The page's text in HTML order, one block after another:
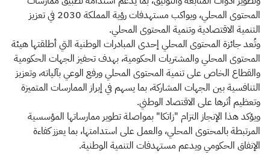
المحتوى المحلي، ويواكب مستهدفات رؤية المملكة 2030 في تعزيز
التنمية الاقتصادية وتنمية المحتوى المحلي.
وتُعد جائزة المحتوى المحلي إحدى المبادرات الوطنية التي أطلقتها هيئة
المحتوى المحلي والمشتريات الحكومية، بهدف تحفيز الجهات الحكومية
والقطاع الخاص على تنمية المحتوى المحلي ورفع الوعي بآلياته، وتعزيز
التنافسية بين الجهات المشاركة، بما يسهم في إبراز الممارسات المتميزة
وتعظيم أثرها على الاقتصاد الوطني.
ويؤكد هذا الإنجاز التزام "زاتكا" بمواصلة تطوير ممارساتها المؤسسية
المرتبطة بالمحتوى المحلي، والعمل على استدامتها، بما يعزز كفاءة
الإنفاق الحكومي ويدعم مستهدفات التنمية الوطنية.